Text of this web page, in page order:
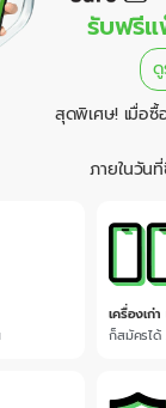
รับฟรีแ
สุดพิเศษ! เมื่อ
ภายในวัน
เครื่องเก่
ก็สมัครได้